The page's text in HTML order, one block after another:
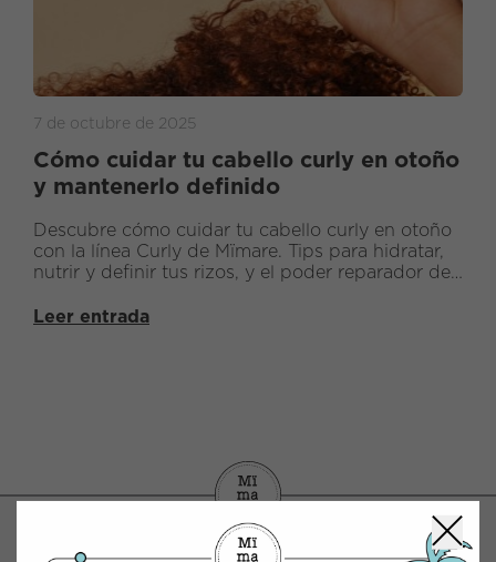
7 de octubre de 2025
Cómo cuidar tu cabello curly en otoño
y mantenerlo definido
Descubre cómo cuidar tu cabello curly en otoño
con la línea Curly de Mïmare. Tips para hidratar,
nutrir y definir tus rizos, y el poder reparador de
Leer entrada